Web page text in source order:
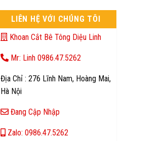
LIÊN HỆ VỚI CHÚNG TÔI
Khoan Cắt Bê Tông Diệu Linh
Mr: Linh 0986.47.5262
Địa Chỉ : 276 Lĩnh Nam, Hoàng Mai,
Hà Nội
Đang Cập Nhập
Zalo: 0986.47.5262